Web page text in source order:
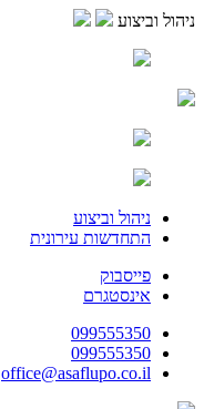
ניהול וביצוע
ניהול וביצוע
התחדשות עירונית
פייסבוק
אינסטגרם
099555350
099555350
office@asaflupo.co.il